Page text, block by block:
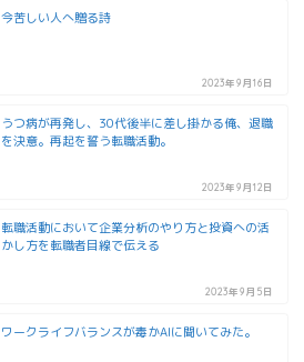
今苦しい人へ贈る詩
2023年9月16日
うつ病が再発し、30代後半に差し掛かる俺、退職
を決意。再起を誓う転職活動。
2023年9月12日
転職活動において企業分析のやり方と投資への活
かし方を転職者目線で伝える
2023年9月5日
ワークライフバランスが毒かAIに聞いてみた。